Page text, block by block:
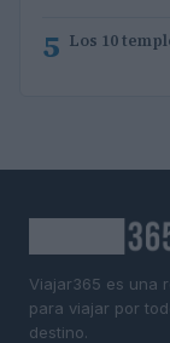
5 Los 10
Viajar365 es una
para viajar por
destino.